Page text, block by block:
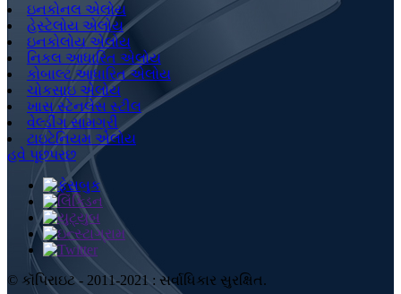
ઇનકોનલ એલોય
હેસ્ટેલોય એલોય
ઇનકોલોય એલોય
નિકલ આધારિત એલોય
કોબાલ્ટ આધારિત એલોય
ચોકસાઇ એલોય
ખાસ સ્ટેનલેસ સ્ટીલ
વેલ્ડીંગ સામગ્રી
ટાઇટેનિયમ એલોય
હવે પૂછપરછ
© કૉપિરાઇટ - 2011-2021 : સર્વાધિકાર સુરક્ષિત.